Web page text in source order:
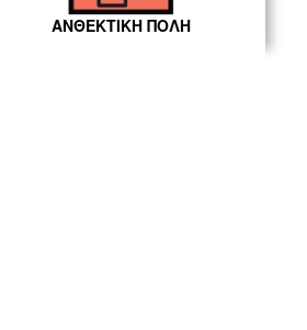
ΑΝΘΕΚΤΙΚΗ ΠΟΛΗ